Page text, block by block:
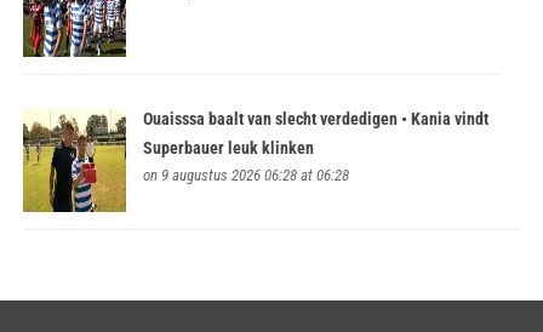
Ouaisssa baalt van slecht verdedigen • Kania vindt
Superbauer leuk klinken
on 9 augustus 2026 06:28 at 06:28